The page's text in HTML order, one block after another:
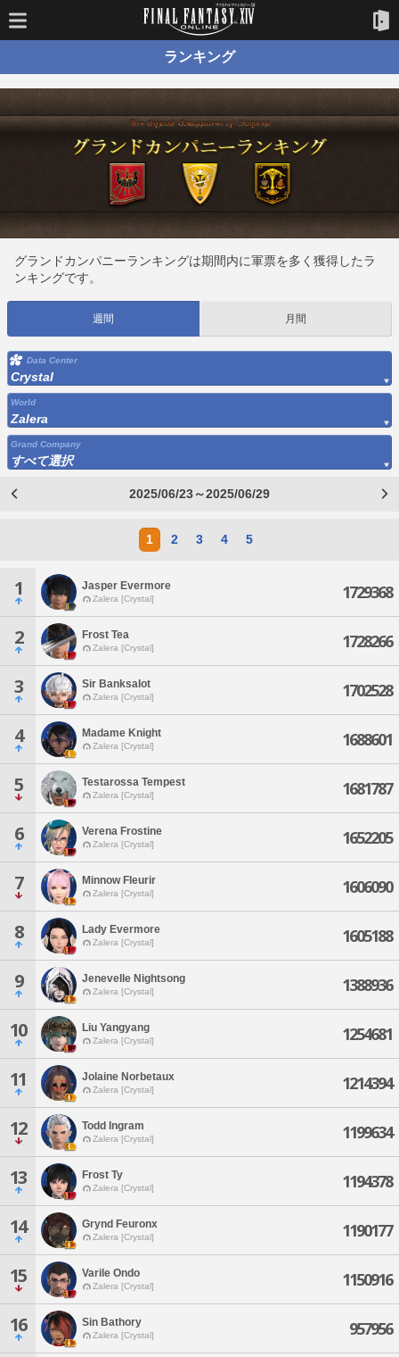
ランキング
グランドカンパニーランキングは期間内に軍票を多く獲得したラ
ンキングです。
週間 月間
Data Center
Crystal
World
Zalera
Grand Company
すべて選択
2025/06/23～2025/06/29
1 2 3 4 5
1 Jasper Evermore
Zalera [Crystal] 1729368
2 Frost Tea
Zalera [Crystal] 1728266
3 Sir Banksalot
Zalera [Crystal] 1702528
4 Madame Knight
Zalera [Crystal] 1688601
5 Testarossa Tempest
Zalera [Crystal] 1681787
6 Verena Frostine
Zalera [Crystal] 1652205
7 Minnow Fleurir
Zalera [Crystal] 1606090
8 Lady Evermore
Zalera [Crystal] 1605188
9 Jenevelle Nightsong
Zalera [Crystal] 1388936
10 Liu Yangyang
Zalera [Crystal] 1254681
11 Jolaine Norbetaux
Zalera [Crystal] 1214394
12 Todd Ingram
Zalera [Crystal] 1199634
13 Frost Ty
Zalera [Crystal] 1194378
14 Grynd Feuronx
Zalera [Crystal] 1190177
15 Varile Ondo
Zalera [Crystal] 1150916
16 Sin Bathory
Zalera [Crystal] 957956